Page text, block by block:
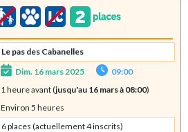
Le pas des Cabanelles
Dim. 16 mars 2025
09:00
1 heure avant (jusqu'au 16 mars à 08:00)
Environ 5 heures
6 places (actuellement 4 inscrits)